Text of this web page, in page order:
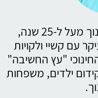
שלומית לויט היא אשת חינוך מעל ל-25 שנה,
עם קשיי ולקויות
"עץ החשיבה"
ילדים, משפחות